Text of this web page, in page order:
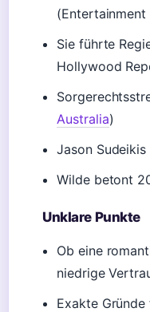
(Entertainment
Sie führte
Hollywood
Australia)
Jason
Wilde betont
Unklare Punkte
Ob eine
niedrige
Exakte